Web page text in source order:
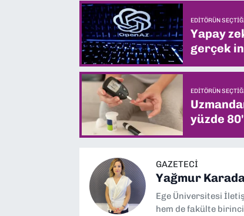
EDITÖRÜN
Yapay
gerçek
EDITÖRÜN
yüzde
GAZETECI
Yağmur
Ege Üniversitesi
hem de fakülte